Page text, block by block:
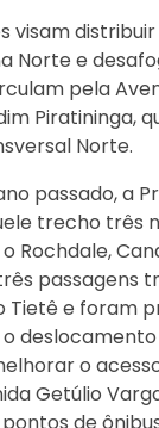
visam
Norte e
pela
Piratininga,
Norte.
passado, a
trecho três
Rochdale,
passagens
Tietê e foram
deslocamento
o
Getúlio